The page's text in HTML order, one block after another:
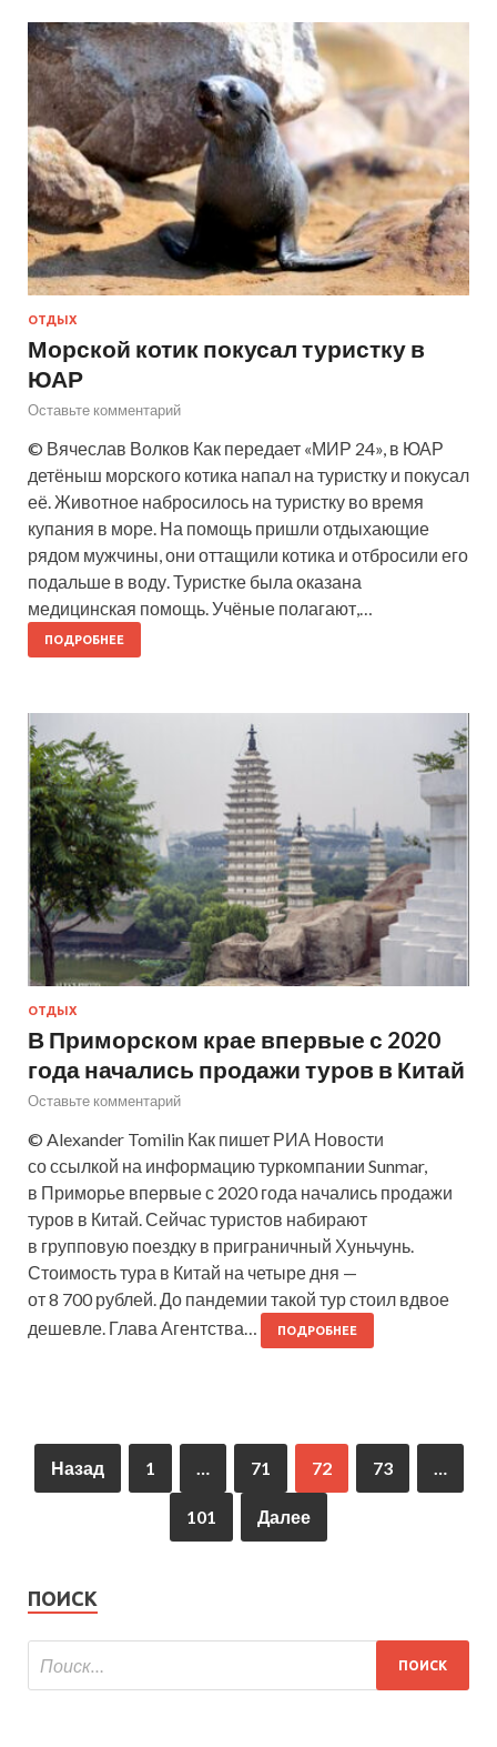
ОТДЫХ
Морской котик покусал туристку в
ЮАР
Оставьте комментарий
© Вячеслав Волков Как передает «МИР 24», в ЮАР
детёныш морского котика напал на туристку и покусал
её. Животное набросилось на туристку во время
купания в море. На помощь пришли отдыхающие
рядом мужчины, они оттащили котика и отбросили его
подальше в воду. Туристке была оказана
медицинская помощь. Учёные полагают,…
ПОДРОБНЕЕ
ОТДЫХ
В Приморском крае впервые с 2020
года начались продажи туров в Китай
Оставьте комментарий
© Alexander Tomilin Как пишет РИА Новости
со ссылкой на информацию туркомпании Sunmar,
в Приморье впервые с 2020 года начались продажи
туров в Китай. Сейчас туристов набирают
в групповую поездку в приграничный Хуньчунь.
Стоимость тура в Китай на четыре дня —
от 8 700 рублей. До пандемии такой тур стоил вдвое
дешевле. Глава Агентства…
ПОДРОБНЕЕ
Назад 1 … 71 72 73 …
101 Далее
ПОИСК